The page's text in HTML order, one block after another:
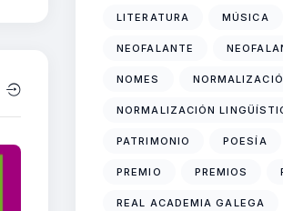
LITERATURA MÚSICA
NEOFALANTE
NOMES
NORMALIZACIÓN
PATRIMONIO POESÍA
PREMIO PREMIOS
REAL ACADEMIA GALEGA